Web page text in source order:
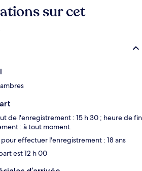
sur cet
de l'enregistrement : 15 h 30 ; heure de fin
: à tout moment.
effectuer l'enregistrement : 18 ans
est 12 h 00